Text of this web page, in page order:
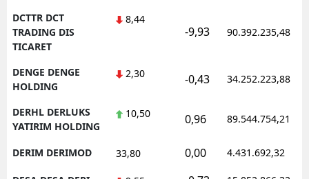
DCTTR DCT
TRADING DIS
TICARET
8,44
-9,93 90.392.235,48
DENGE DENGE
HOLDING
2,30 -0,43 34.252.223,88
DERHL DERLUKS
YATIRIM HOLDING
10,50 0,96 89.544.754,21
DERIM DERIMOD 33,80 0,00 4.431.692,32